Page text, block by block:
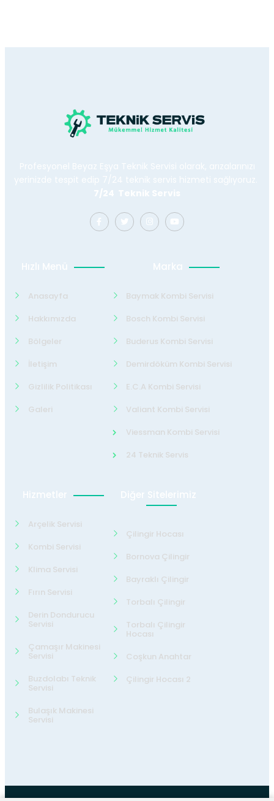
Profesyonel Beyaz Eşya Teknik Servisi olarak, arızalarınızı
yerinizde tespit edip 7/24 teknik servis hizmeti sağlıyoruz.
7/24 Teknik Servis
Hızlı Menü
Anasayfa
Hakkımızda
Bölgeler
İletişim
Gizlilik Politikası
Galeri
Marka
Baymak Kombi Servisi
Bosch Kombi Servisi
Buderus Kombi Servisi
Demirdöküm Kombi Servisi
E.C.A Kombi Servisi
Valiant Kombi Servisi
Viessman Kombi Servisi
24 Teknik Servis
Hizmetler
Arçelik Servisi
Kombi Servisi
Klima Servisi
Fırın Servisi
Derin Dondurucu
Servisi
Çamaşır Makinesi
Servisi
Buzdolabı Teknik
Servisi
Bulaşık Makinesi
Servisi
Diğer Sitelerimiz
Çilingir Hocası
Bornova Çilingir
Bayraklı Çilingir
Torbalı Çilingir
Torbalı Çilingir
Hocası
Coşkun Anahtar
Çilingir Hocası 2